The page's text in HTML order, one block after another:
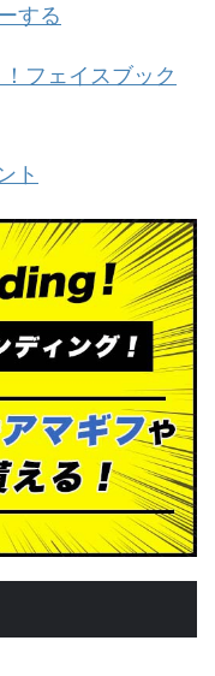
する
フェイスブック
ト